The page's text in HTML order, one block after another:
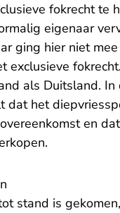
fokrecht te
eigenaar
ging hier niet
exclusieve
als Duitsland.
dat het
en
stand is